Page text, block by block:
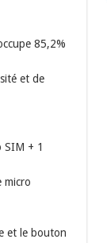
85,2%
et de
SIM + 1
micro
et le bouton